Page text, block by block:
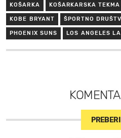
KOŠARKA KOŠARKARSKA TEKMA
KOBE BRYANT ŠPORTNO
PHOENIX SUNS LOS ANGELES